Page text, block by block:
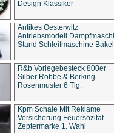
Design Klassiker
Antikes Oesterwitz
Antriebsmodell
Stand Schleifmaschine
R&b Vorlegebesteck 800er
Silber Robbe & Berking
Rosenmuster 6 Tlg.
Kpm Schale Mit Reklame
Versicherung Feuersozität
Zeptermarke 1. Wahl